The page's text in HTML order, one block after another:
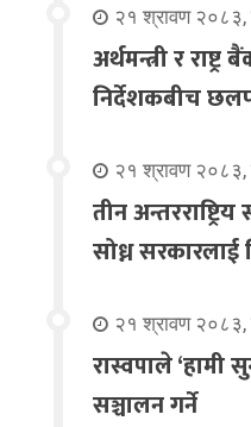
२१ श्रावण २०८३,
अर्थमन्त्री र
निर्देशकबीच
२१ श्रावण २०८३,
तीन
सोध्न सरकारलाई
२१ श्रावण २०८३,
रास्वपाले ‘हामी
सञ्चालन गर्ने